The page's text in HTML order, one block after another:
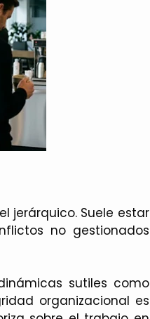
jerárquico. Suele estar
no gestionados
sutiles como
organizacional es